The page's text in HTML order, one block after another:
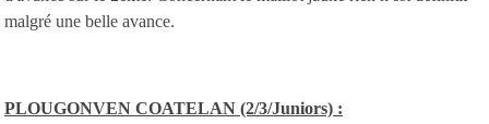
malgré une belle avance.
PLOUGONVEN COATELAN (2/3/Juniors) :